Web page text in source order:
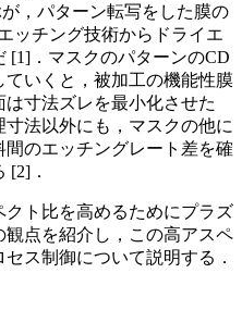
が，パターン転写をした膜の
ッチング技術からドライエ
[1]．マスクのパターンのCD
いくと，被加工の機能性膜
寸法ズレを最小化させた
法以外にも，マスクの他に
のエッチングレート差を確
[2]．
ト比を高めるためにプラズ
点を紹介し，この高アスペ
ス制御について説明する．